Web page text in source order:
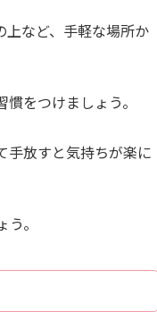
上など、手軽な場所か
をつけましょう。
手放すと気持ちが楽に
。